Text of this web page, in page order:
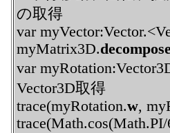
の取得
var
myMatrix3D.
var
Vector3D取得
trace(myRotation.w,